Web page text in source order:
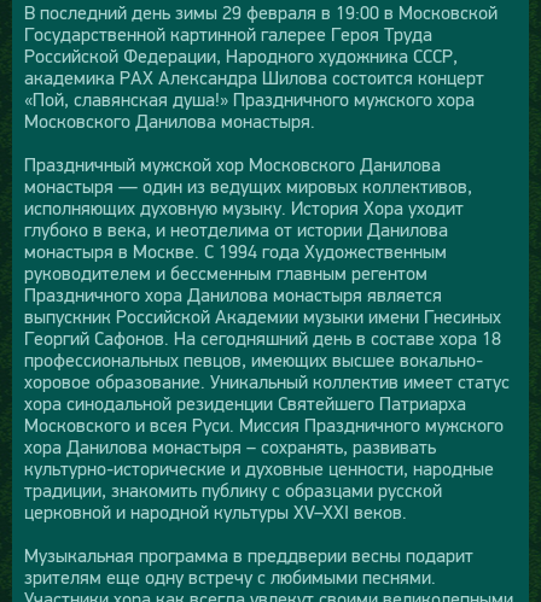
В последний день зимы 29 февраля в 19:00 в Московской
Государственной картинной галерее Героя Труда
Российской Федерации, Народного художника СССР,
академика РАХ Александра Шилова состоится концерт
«Пой, славянская душа!» Праздничного мужского хора
Московского Данилова монастыря.
Праздничный мужской хор Московского Данилова
монастыря — один из ведущих мировых коллективов,
исполняющих духовную музыку. История Хора уходит
глубоко в века, и неотделима от истории Данилова
монастыря в Москве. С 1994 года Художественным
руководителем и бессменным главным регентом
Праздничного хора Данилова монастыря является
выпускник Российской Академии музыки имени Гнесиных
Георгий Сафонов. На сегодняшний день в составе хора 18
профессиональных певцов, имеющих высшее вокально-
хоровое образование. Уникальный коллектив имеет статус
хора синодальной резиденции Святейшего Патриарха
Московского и всея Руси. Миссия Праздничного мужского
хора Данилова монастыря – сохранять, развивать
культурно-исторические и духовные ценности, народные
традиции, знакомить публику с образцами русской
церковной и народной культуры XV–XXI веков.
Музыкальная программа в преддверии весны подарит
зрителям еще одну встречу с любимыми песнями.